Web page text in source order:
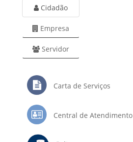
Cidadão
Empresa
Servidor
Carta de Serviços
Central de Atendimento